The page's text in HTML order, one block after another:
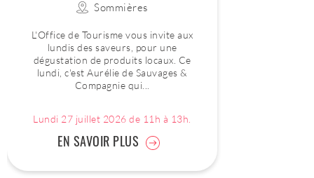
Sommières
L'Office de Tourisme vous invite aux
lundis des saveurs, pour une
dégustation de produits locaux. Ce
lundi, c'est Aurélie de Sauvages &
Compagnie qui...
Lundi 27 juillet 2026 de 11h à 13h.
EN SAVOIR PLUS